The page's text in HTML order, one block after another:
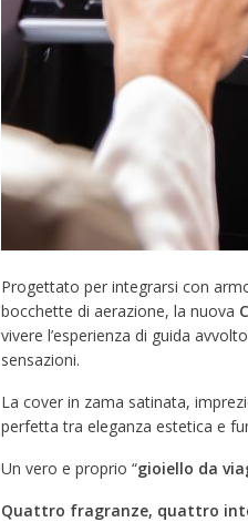
Progettato per integrarsi con
bocchette di aerazione, la nuova
vivere l’esperienza di guida
sensazioni.
La cover in zama satinata,
perfetta tra eleganza estetica e
Un vero e proprio “gioiello da
Quattro fragranze, quattro